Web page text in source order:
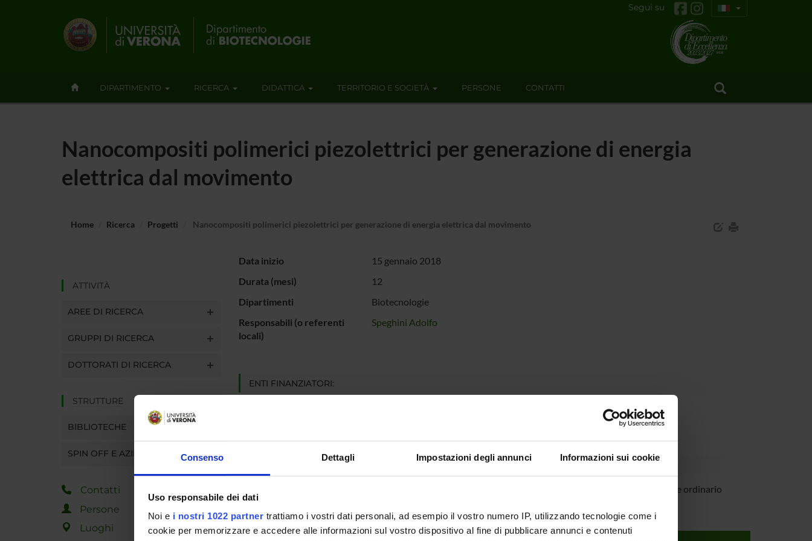
Consenso Dettagli Impostazioni degli annunci Informazioni sui cookie
Uso responsabile dei dati
Noi e i nostri 1022 partner trattiamo i vostri dati personali, ad esempio il vostro numero IP, utilizzando tecnologie come i
cookie per memorizzare e accedere alle informazioni sul vostro dispositivo al fine di pubblicare annunci e contenuti
Segui su
DIPARTIMENTO RICERCA DIDATTICA TERRITORIO E SOCIETÀ PERSONE CONTATTI
Nanocompositi polimerici piezolettrici per generazione di energia
elettrica dal movimento
Home Ricerca Progetti Nanocompositi polimerici piezolettrici per generazione di energia elettrica dal movimento
ATTIVITÀ
AREE DI RICERCA
GRUPPI DI RICERCA
DOTTORATI DI RICERCA
STRUTTURE
BIBLIOTECHE
SPIN OFF E AZIENDE
Contatti
Persone
Luoghi
Data inizio
15 gennaio 2018
Durata (mesi)
12
Dipartimenti
Biotecnologie
Responsabili (o referenti
locali)
Speghini Adolfo
ENTI FINANZIATORI:
PARTECIPANTI AL PROGETTO
Professore ordinario